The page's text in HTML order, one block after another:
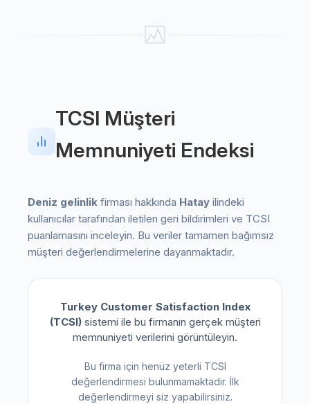
TCSI Müşteri
Memnuniyeti Endeksi
Deniz gelinlik firması hakkında Hatay ilindeki
kullanıcılar tarafından iletilen geri bildirimleri ve TCSI
puanlamasını inceleyin. Bu veriler tamamen bağımsız
müşteri değerlendirmelerine dayanmaktadır.
Turkey Customer Satisfaction Index
(TCSI)sistemi ile bu firmanın gerçek müşteri
memnuniyeti verilerini görüntüleyin.
Bu firma için henüz yeterli TCSI
değerlendirmesi bulunmamaktadır. İlk
değerlendirmeyi siz yapabilirsiniz.